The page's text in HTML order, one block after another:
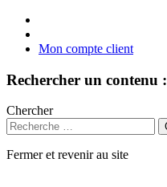
Mon compte client
Rechercher un contenu :
Chercher
Fermer et revenir au site